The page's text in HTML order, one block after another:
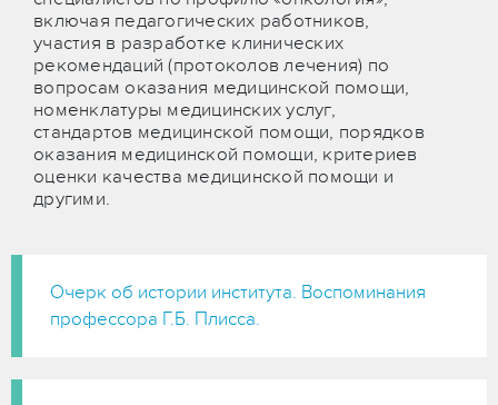
включая педагогических работников,
участия в разработке клинических
рекомендаций (протоколов лечения) по
вопросам оказания медицинской помощи,
номенклатуры медицинских услуг,
стандартов медицинской помощи, порядков
оказания медицинской помощи, критериев
оценки качества медицинской помощи и
другими.
Очерк об истории института. Воспоминания
профессора Г.Б. Плисса.